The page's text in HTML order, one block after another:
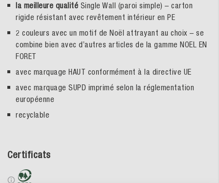
la meilleure qualité Single Wall (paroi simple) – carton
rigide résistant avec revêtement intérieur en PE
2 couleurs avec un motif de Noël attrayant au choix – se
combine bien avec d’autres articles de la gamme NOEL EN
FORET
avec marquage HAUT conformément à la directive UE
avec marquage SUPD imprimé selon la réglementation
européenne
recyclable
Certificats